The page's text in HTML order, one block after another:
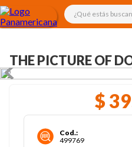
¿Qué estás
THE PICTURE OF
$ 39
Cod.:
499769